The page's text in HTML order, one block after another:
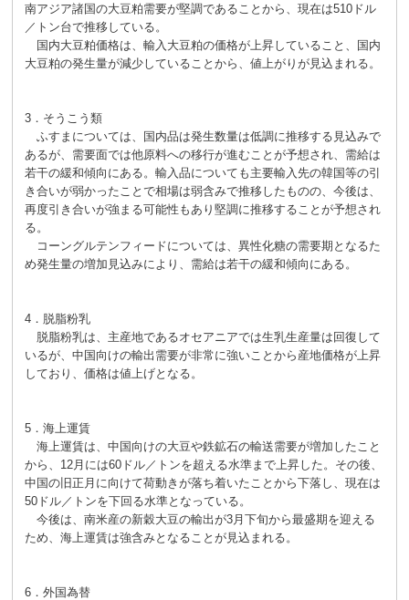
南アジア諸国の大豆粕需要が堅調であることから、現在は510ドル
／トン台で推移している。
国内大豆粕価格は、輸入大豆粕の価格が上昇していること、国内
大豆粕の発生量が減少していることから、値上がりが見込まれる。
3．そうこう類
ふすまについては、国内品は発生数量は低調に推移する見込みで
あるが、需要面では他原料への移行が進むことが予想され、需給は
若干の緩和傾向にある。輸入品についても主要輸入先の韓国等の引
き合いが弱かったことで相場は弱含みで推移したものの、今後は、
再度引き合いが強まる可能性もあり堅調に推移することが予想され
る。
コーングルテンフィードについては、異性化糖の需要期となるた
め発生量の増加見込みにより、需給は若干の緩和傾向にある。
4．脱脂粉乳
脱脂粉乳は、主産地であるオセアニアでは生乳生産量は回復して
いるが、中国向けの輸出需要が非常に強いことから産地価格が上昇
しており、価格は値上げとなる。
5．海上運賃
海上運賃は、中国向けの大豆や鉄鉱石の輸送需要が増加したこと
から、12月には60ドル／トンを超える水準まで上昇した。その後、
中国の旧正月に向けて荷動きが落ち着いたことから下落し、現在は
50ドル／トンを下回る水準となっている。
今後は、南米産の新穀大豆の輸出が3月下旬から最盛期を迎える
ため、海上運賃は強含みとなることが見込まれる。
6．外国為替